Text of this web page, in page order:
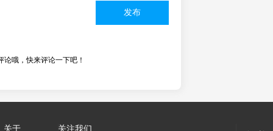
发布
论哦，快来评论一下吧！
关于 关注我们